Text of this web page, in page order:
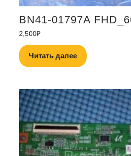
BN41-01797A
2,500₽
Читать далее